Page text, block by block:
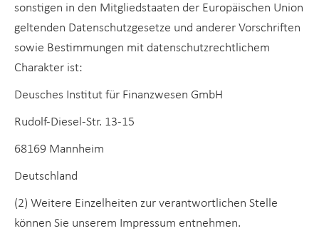
sonstigen in den Mitgliedstaaten der Europäischen Union
geltenden Datenschutzgesetze und anderer Vorschriften
sowie Bestimmungen mit datenschutzrechtlichem
Charakter ist:
Deusches Institut für Finanzwesen GmbH
Rudolf-Diesel-Str. 13-15
68169 Mannheim
Deutschland
(2) Weitere Einzelheiten zur verantwortlichen Stelle
können Sie unserem Impressum entnehmen.